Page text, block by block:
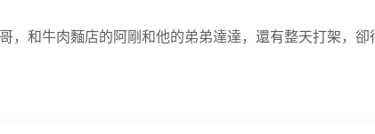
，和牛肉麵店的阿剛和他的弟弟達達，還有整天打架，